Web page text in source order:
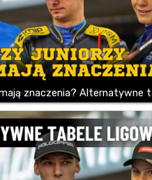
znaczenia? Alternatywne